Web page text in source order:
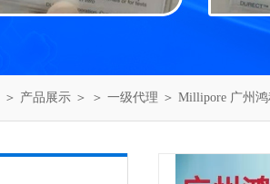
＞ 产品展示 ＞ ＞ 一级代理 ＞ Millipore 广州